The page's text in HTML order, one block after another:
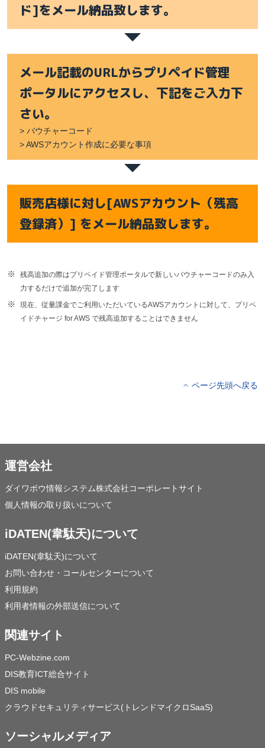
ド]をメール納品致します。
メール記載のURLからプリペイド管理
ポータルにアクセスし、下記をご入力下
さい。
> バウチャーコード
> AWSアカウント作成に必要な事項
販売店様に対し[AWSアカウント（残高
登録済）] をメール納品致します。
残高追加の際はプリペイド管理ポータルで新しいバウチャーコードのみ入
力するだけで追加が完了します
現在、従量課金でご利用いただいているAWSアカウントに対して、プリペ
イドチャージ for AWS で残高追加することはできません
ページ先頭へ戻る
運営会社
ダイワボウ情報システム株式会社コーポレートサイト
個人情報の取り扱いについて
iDATEN(韋駄天)について
iDATEN(韋駄天)について
お問い合わせ・コールセンターについて
利用規約
利用者情報の外部送信について
関連サイト
PC-Webzine.com
DIS教育ICT総合サイト
DIS mobile
クラウドセキュリティサービス(トレンドマイクロSaaS)
ソーシャルメディア